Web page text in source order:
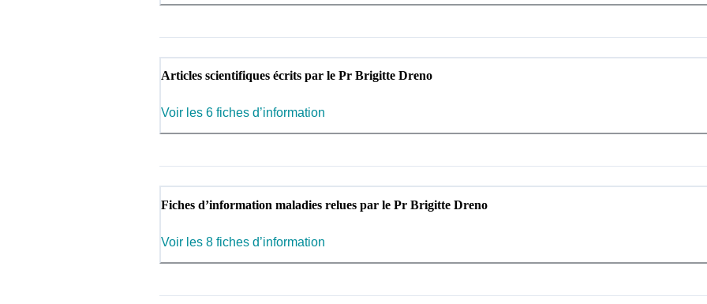
Articles scientifiques écrits par le Pr Brigitte Dreno
Voir les 6 fiches d’information
Fiches d’information maladies relues par le Pr Brigitte Dreno
Voir les 8 fiches d’information